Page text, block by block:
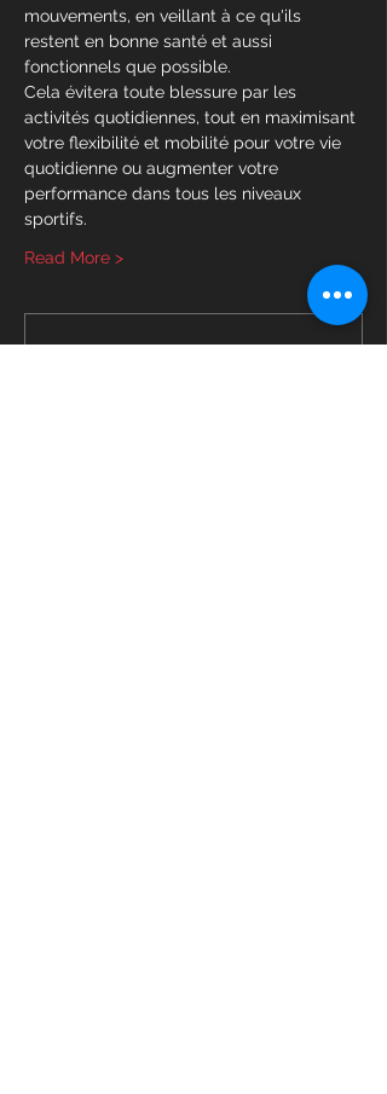
mouvements, en veillant à ce qu'ils
restent en bonne santé et aussi
fonctionnels que possible.
Cela évitera toute blessure par les
activités quotidiennes, tout en maximisant
votre flexibilité et mobilité pour votre vie
quotidienne ou augmenter votre
performance dans tous les niveaux
sportifs.
Read More >